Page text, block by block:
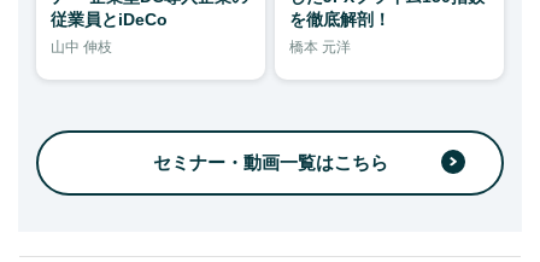
従業員とiDeCo
山中 伸枝
を徹底解剖！
橋本 元洋
セミナー・動画一覧はこちら